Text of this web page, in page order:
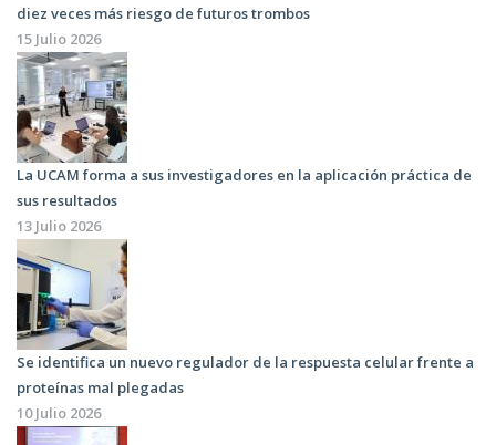
diez veces más riesgo de futuros trombos
15 Julio 2026
La UCAM forma a sus investigadores en la aplicación práctica de
sus resultados
13 Julio 2026
Se identifica un nuevo regulador de la respuesta celular frente a
proteínas mal plegadas
10 Julio 2026